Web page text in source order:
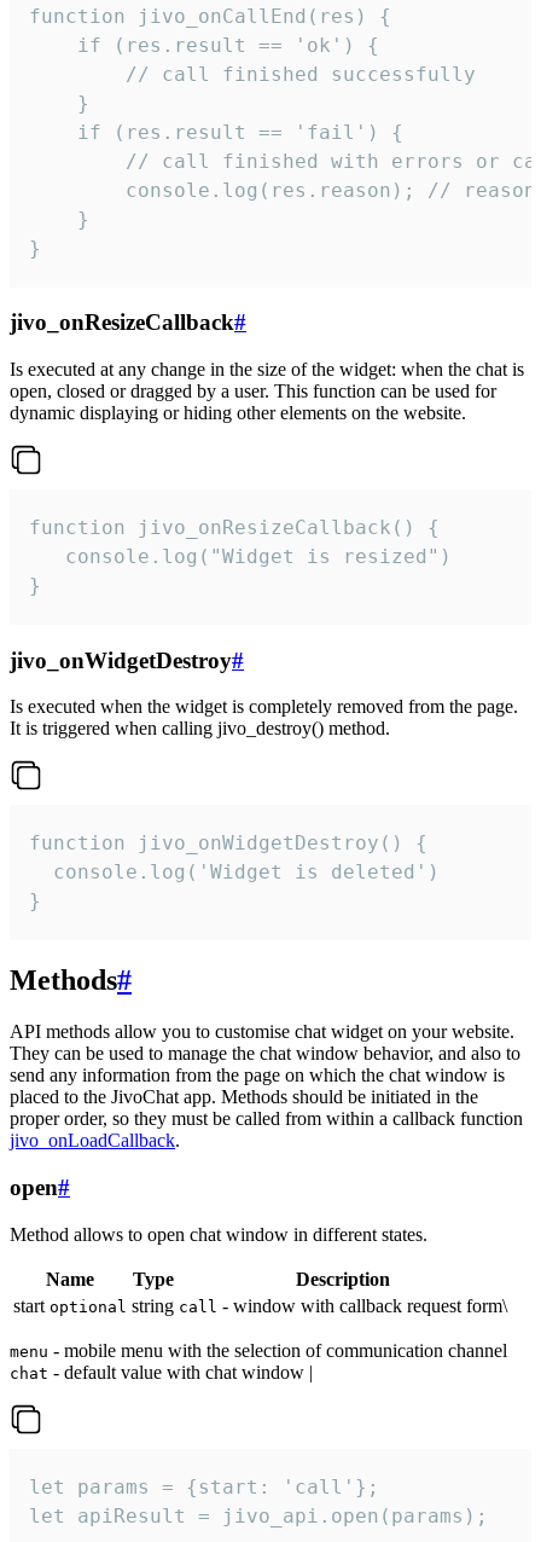
function jivo_onCallEnd(res) {
    if (res.result == 'ok') {
        // call finished successfully
    }
    if (res.result == 'fail') {
// call finished with errors or
console.log(res.reason); //
    }
}
jivo_onResizeCallback#
Is executed at any change in the size of the widget: when the chat is
open, closed or dragged by a user. This function can be used for
dynamic displaying or hiding other elements on the website.
function jivo_onResizeCallback() {
   console.log("Widget is resized")
}
jivo_onWidgetDestroy#
Is executed when the widget is completely removed from the page.
It is triggered when calling jivo_destroy() method.
function jivo_onWidgetDestroy() {
  console.log('Widget is deleted')
}
Methods#
API methods allow you to customise chat widget on your website.
They can be used to manage the chat window behavior, and also to
send any information from the page on which the chat window is
placed to the JivoChat app. Methods should be initiated in the
proper order, so they must be called from within a callback function
jivo_onLoadCallback.
open#
Method allows to open chat window in different states.
Name Type
Description
start optional string call - window with callback request form\
menu - mobile menu with the selection of communication channel
chat - default value with chat window |
let params = {start: 'call'};
let apiResult = jivo_api.open(params);